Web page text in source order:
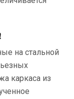
на стальной
каркаса из